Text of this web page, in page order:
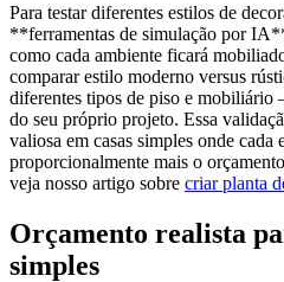
Para testar diferentes estilos de
**ferramentas de simulação por
como cada ambiente ficará
comparar estilo moderno versus
diferentes tipos de piso e mobiliário
do seu próprio projeto. Essa
valiosa em casas simples onde cada
proporcionalmente mais o
veja nosso artigo sobre criar planta
Orçamento realista
simples